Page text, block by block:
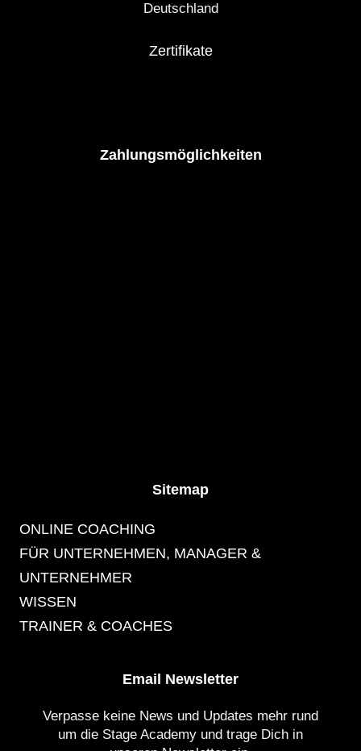
Deutschland
Zertifikate
Zahlungsmöglichkeiten
Sitemap
ONLINE COACHING
FÜR UNTERNEHMEN, MANAGER &
UNTERNEHMER
WISSEN
TRAINER & COACHES
Email Newsletter
Verpasse keine News und Updates mehr rund
um die Stage Academy und trage Dich in